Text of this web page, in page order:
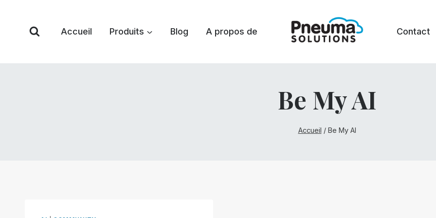
content
Accueil Produits Blog A propos de Contact
Be My AI
Accueil / Be My AI